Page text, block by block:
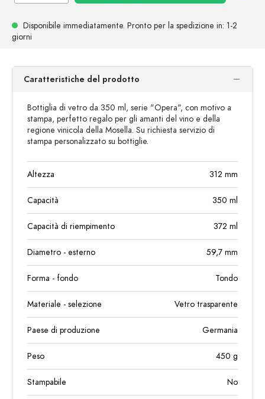
Disponibile immediatamente. Pronto per la spedizione in: 1-2
giorni
Caratteristiche del prodotto
Bottiglia di vetro da 350 ml, serie "Opera", con motivo a
stampa, perfetto regalo per gli amanti del vino e della
regione vinicola della Mosella. Su richiesta servizio di
stampa personalizzato su bottiglie.
Altezza 312 mm
Capacità 350 ml
Capacità di riempimento 372 ml
Diametro - esterno 59,7 mm
Forma - fondo Tondo
Materiale - selezione Vetro trasparente
Paese di produzione Germania
Peso 450 g
Stampabile No